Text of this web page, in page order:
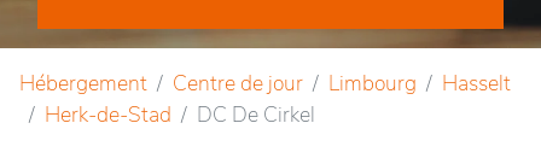
Hébergement Centre de jour Limbourg
Hasselt
Herk-de-Stad
DC De Cirkel